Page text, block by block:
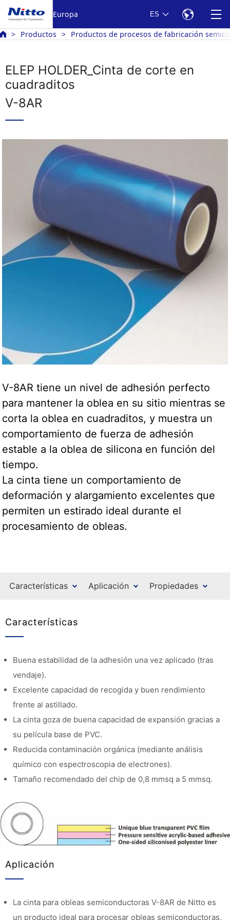
Europa ES
Productos Productos de procesos de fabricación
ELEP HOLDER_Cinta de corte en
cuadraditos
V-8AR
V-8AR tiene un nivel de adhesión perfecto
para mantener la oblea en su sitio mientras se
corta la oblea en cuadraditos, y muestra un
comportamiento de fuerza de adhesión
estable a la oblea de silicona en función del
tiempo.
La cinta tiene un comportamiento de
deformación y alargamiento excelentes que
permiten un estirado ideal durante el
procesamiento de obleas.
Características Aplicación Propiedades
Características
Buena estabilidad de la adhesión una vez aplicado (tras
vendaje).
Excelente capacidad de recogida y buen rendimiento
frente al astillado.
La cinta goza de buena capacidad de expansión gracias a
su película base de PVC.
Reducida contaminación orgánica (mediante análisis
químico con espectroscopia de electrones).
Tamaño recomendado del chip de 0,8 mmsq a 5 mmsq.
Aplicación
La cinta para obleas semiconductoras V-8AR de Nitto es
un producto ideal para procesar obleas semiconductoras,